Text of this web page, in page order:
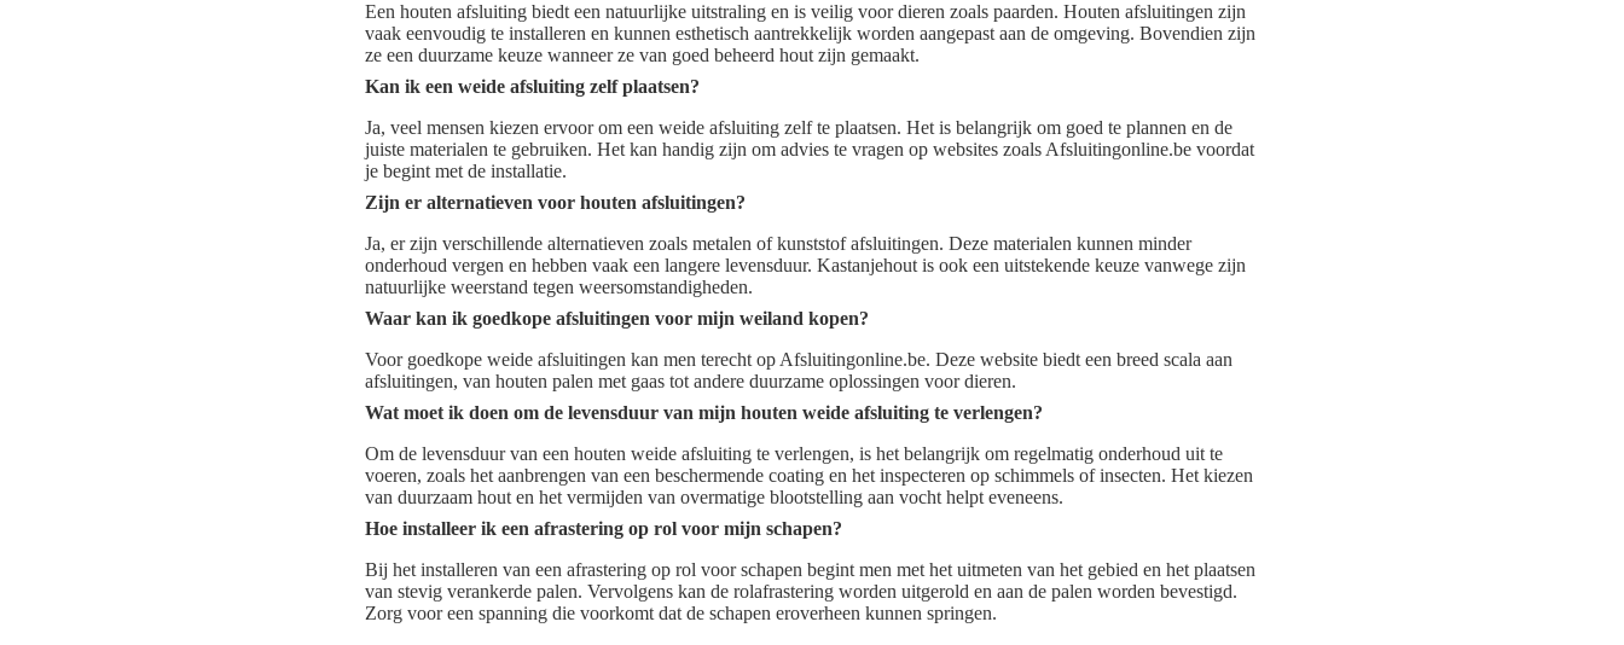
Een houten afsluiting biedt een natuurlijke uitstraling en is veilig voor dieren zoals paarden. Houten afsluitingen zijn
vaak eenvoudig te installeren en kunnen esthetisch aantrekkelijk worden aangepast aan de omgeving. Bovendien zijn
ze een duurzame keuze wanneer ze van goed beheerd hout zijn gemaakt.
Kan ik een weide afsluiting zelf plaatsen?
Ja, veel mensen kiezen ervoor om een weide afsluiting zelf te plaatsen. Het is belangrijk om goed te plannen en de
juiste materialen te gebruiken. Het kan handig zijn om advies te vragen op websites zoals Afsluitingonline.be voordat
je begint met de installatie.
Zijn er alternatieven voor houten afsluitingen?
Ja, er zijn verschillende alternatieven zoals metalen of kunststof afsluitingen. Deze materialen kunnen minder
onderhoud vergen en hebben vaak een langere levensduur. Kastanjehout is ook een uitstekende keuze vanwege zijn
natuurlijke weerstand tegen weersomstandigheden.
Waar kan ik goedkope afsluitingen voor mijn weiland kopen?
Voor goedkope weide afsluitingen kan men terecht op Afsluitingonline.be. Deze website biedt een breed scala aan
afsluitingen, van houten palen met gaas tot andere duurzame oplossingen voor dieren.
Wat moet ik doen om de levensduur van mijn houten weide afsluiting te verlengen?
Om de levensduur van een houten weide afsluiting te verlengen, is het belangrijk om regelmatig onderhoud uit te
voeren, zoals het aanbrengen van een beschermende coating en het inspecteren op schimmels of insecten. Het kiezen
van duurzaam hout en het vermijden van overmatige blootstelling aan vocht helpt eveneens.
Hoe installeer ik een afrastering op rol voor mijn schapen?
Bij het installeren van een afrastering op rol voor schapen begint men met het uitmeten van het gebied en het plaatsen
van stevig verankerde palen. Vervolgens kan de rolafrastering worden uitgerold en aan de palen worden bevestigd.
Zorg voor een spanning die voorkomt dat de schapen eroverheen kunnen springen.